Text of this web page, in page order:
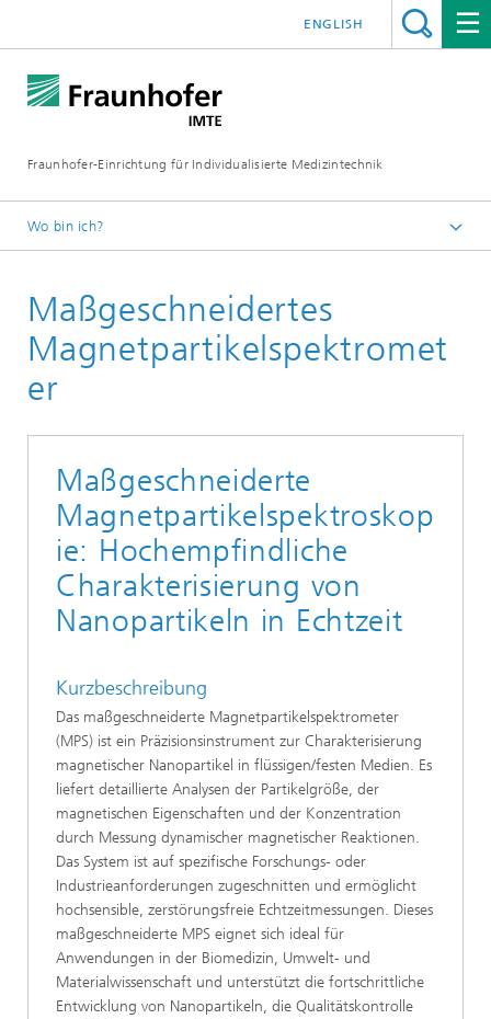
Fraunhofer-Einrichtung für Individualisierte Medizintechnik
ENGLISH
Wo bin ich?
Technologien & Produkte
Produktgruppen
Magnetische Methoden
Maßgeschneidertes
Magnetpartikelspektromet
er
Maßgeschneiderte
Magnetpartikelspektroskop
ie: Hochempfindliche
Charakterisierung von
Nanopartikeln in Echtzeit
Kurzbeschreibung
Das maßgeschneiderte Magnetpartikelspektrometer
(MPS) ist ein Präzisionsinstrument zur Charakterisierung
magnetischer Nanopartikel in flüssigen/festen Medien. Es
liefert detaillierte Analysen der Partikelgröße, der
magnetischen Eigenschaften und der Konzentration
durch Messung dynamischer magnetischer Reaktionen.
Das System ist auf spezifische Forschungs- oder
Industrieanforderungen zugeschnitten und ermöglicht
hochsensible, zerstörungsfreie Echtzeitmessungen. Dieses
maßgeschneiderte MPS eignet sich ideal für
Anwendungen in der Biomedizin, Umwelt- und
Materialwissenschaft und unterstützt die fortschrittliche
Entwicklung von Nanopartikeln, die Qualitätskontrolle